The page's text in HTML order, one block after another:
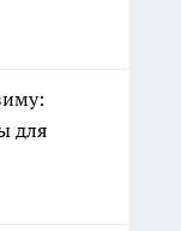
для